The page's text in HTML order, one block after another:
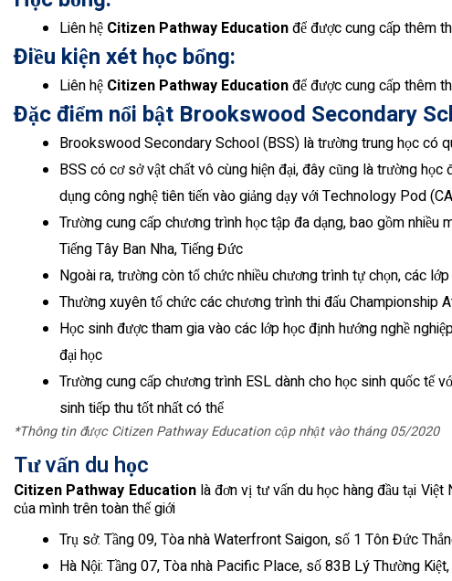
Liên hệ Citizen Pathway Educationđể được cung cấp thêm
Điều kiện xét học bổng:
Liên hệ Citizen Pathway Educationđể được cung cấp thêm
Đặc điểm nổi bật Brookswood Secondary
Brookswood Secondary School (BSS) là trường trung học có
BSS có cơ sở vật chất vô cùng hiện đại, đây cũng là trường học
dụng công nghệ tiên tiến vào giảng dạy vớiTechnology Pod
Trường cung cấp chương trình học tập đa dạng, bao gồm
Tiếng Tây Ban Nha, Tiếng Đức
Ngoài ra, trường còn tổ chức nhiều chương trình tự chọn, các
Thường xuyên tổ chức các chương trình thi đấu Championship
Học sinh được tham gia vào các lớp học định hướng nghề
đại học
Trường cung cấp chương trình ESL dành cho học sinh quốc tế
sinh tiếp thu tốt nhất có thể
*Thông tin được Citizen Pathway Education cập nhật vào tháng 05/2020
Tư vấn du học
Citizen Pathway Education là đơn vị tư vấn du học hàng đầu tại
của mình trên toàn thế giới
Trụ sở: Tầng 09, Tòa nhà Waterfront Saigon, số 1 Tôn Đức
Hà Nội: Tầng 07, Tòa nhà Pacific Place, số 83B Lý Thường